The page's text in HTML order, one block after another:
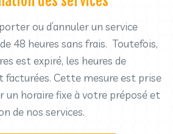
ou d’annuler un service
48 heures sans frais. Toutefois,
est expiré, les heures de
facturées. Cette mesure est prise
un horaire fixe à votre préposé et
de nos services.